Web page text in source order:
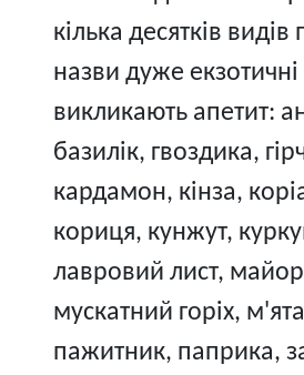
кілька десятків видів
назви дуже екзотичні
викликають апетит:
базилік, гвоздика,
кардамон, кінза,
кориця, кунжут,
лавровий лист,
мускатний горіх,
пажитник, паприка,